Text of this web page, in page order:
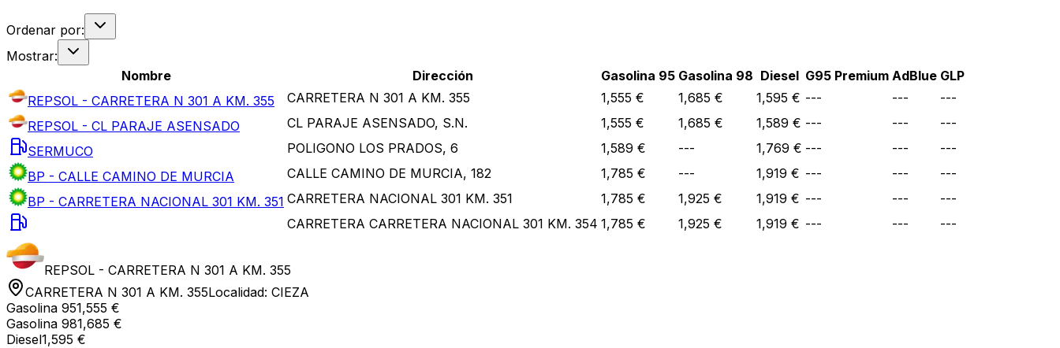
Ordenar por:
Mostrar:
Nombre
Dirección Gasolina 95 Gasolina 98 Diesel G95 Premium AdBlue GLP
REPSOL - CARRETERA N 301 A KM. 355
CARRETERA N 301 A KM. 355 1,555 € 1,685 € 1,595 € --- ---
---
REPSOL - CL PARAJE ASENSADO
CL PARAJE ASENSADO, S.N. 1,555 € 1,685 € 1,589 € --- ---
---
SERMUCO
POLIGONO LOS PRADOS, 6 1,589 € --- 1,769 € --- ---
---
BP - CALLE CAMINO DE MURCIA
CALLE CAMINO DE MURCIA, 182 1,785 € --- 1,919 € --- ---
---
BP - CARRETERA NACIONAL 301 KM. 351 CARRETERA NACIONAL 301 KM. 351 1,785 € 1,925 € 1,919 € --- ---
---
CARRETERA CARRETERA NACIONAL 301 KM. 354 1,785 € 1,925 € 1,919 € --- --- ---
REPSOL - CARRETERA N 301 A KM. 355
CARRETERA N 301 A KM. 355Localidad: CIEZA
Gasolina 951,555 €
Gasolina 981,685 €
Diesel1,595 €